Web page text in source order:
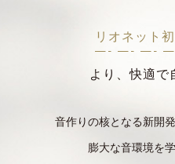
リオネット
より、快適で
音作りの核となる新開
膨大な音環境を